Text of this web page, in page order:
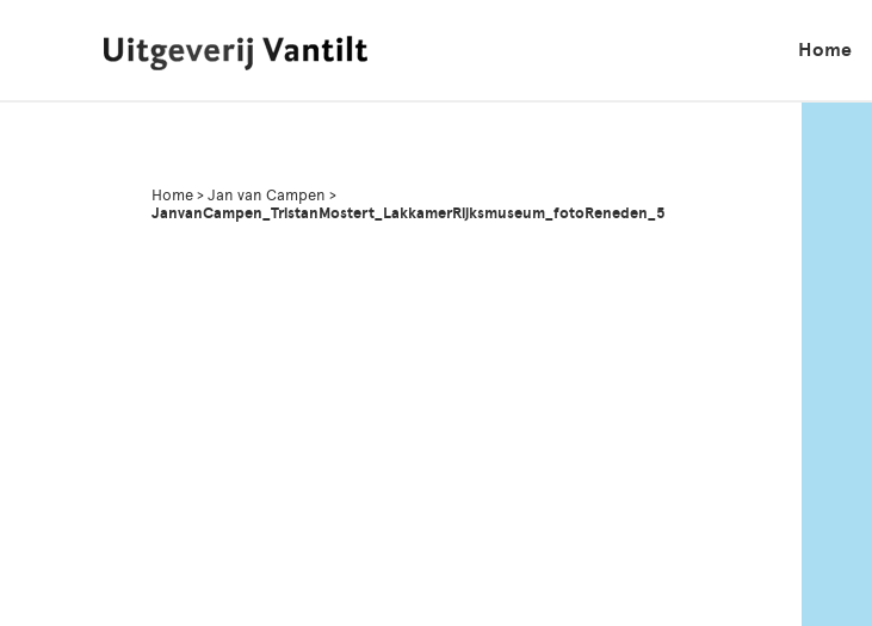
Home
Home > Jan van Campen >
JanvanCampen_TristanMostert_LakkamerRijksmuseum_fotoReneden_5